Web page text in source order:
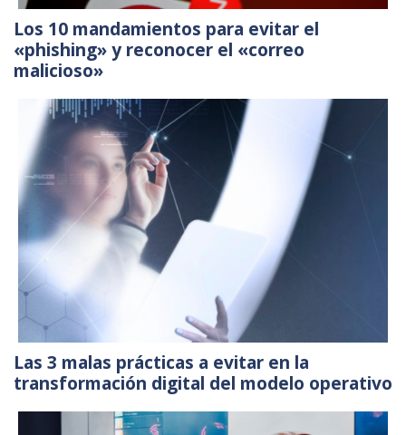
Los 10 mandamientos para evitar el
«phishing» y reconocer el «correo
malicioso»
Las 3 malas prácticas a evitar en la
transformación digital del modelo operativo